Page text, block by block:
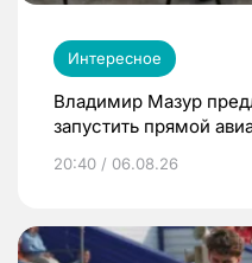
Интересное
Владимир Мазур
запустить прямой
20:40 / 06.08.26